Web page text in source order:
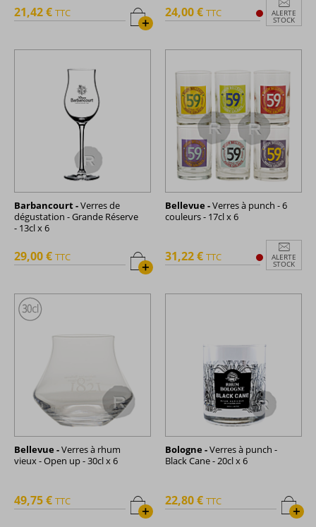
+
21,42 € TTC ALERTE
STOCK
24,00 € TTC
Barbancourt -Verres de
dégustation - Grande Réserve
- 13cl x 6
+
29,00 € TTC
Bellevue -Verres à punch - 6
couleurs - 17cl x 6
ALERTE
STOCK
31,22 € TTC
Bellevue -Verres à rhum
vieux - Open up - 30cl x 6
+
49,75 € TTC
Bologne -Verres à punch -
Black Cane - 20cl x 6
+
22,80 € TTC